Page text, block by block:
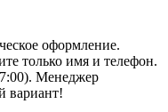
оформление.
только имя и телефон.
Менеджер
вариант!